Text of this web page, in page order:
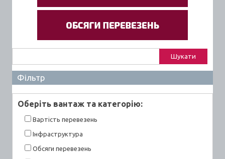
Фільтр
Оберiть вантаж та категорiю:
Вартiсть перевезень
Інфраструктура
Обсяги перевезень